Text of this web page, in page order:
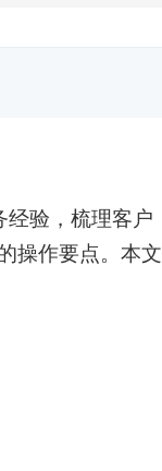
经验，梳理客户
操作要点。本文